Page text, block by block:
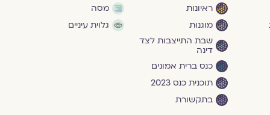
ראיונות
מוגנוּת
שבת התייצבות לצד
דינה
כנס ברית אמונים
תוכנית כנס 2023
בתקשורת
מסה
גלוית עיניים